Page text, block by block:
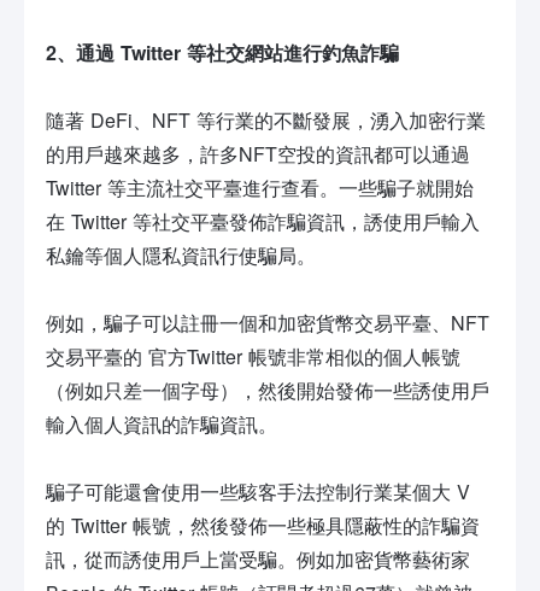
2、通過 Twitter 等社交網站進行釣魚詐騙
隨著 DeFi、NFT 等行業的不斷發展，湧入加密行業
的用戶越來越多，許多NFT空投的資訊都可以通過
Twitter 等主流社交平臺進行查看。一些騙子就開始
在 Twitter 等社交平臺發佈詐騙資訊，誘使用戶輸入
私鑰等個人隱私資訊行使騙局。
例如，騙子可以註冊一個和加密貨幣交易平臺、NFT
交易平臺的 官方Twitter 帳號非常相似的個人帳號
（例如只差一個字母），然後開始發佈一些誘使用戶
輸入個人資訊的詐騙資訊。
騙子可能還會使用一些駭客手法控制行業某個大 V
的 Twitter 帳號，然後發佈一些極具隱蔽性的詐騙資
訊，從而誘使用戶上當受騙。例如加密貨幣藝術家